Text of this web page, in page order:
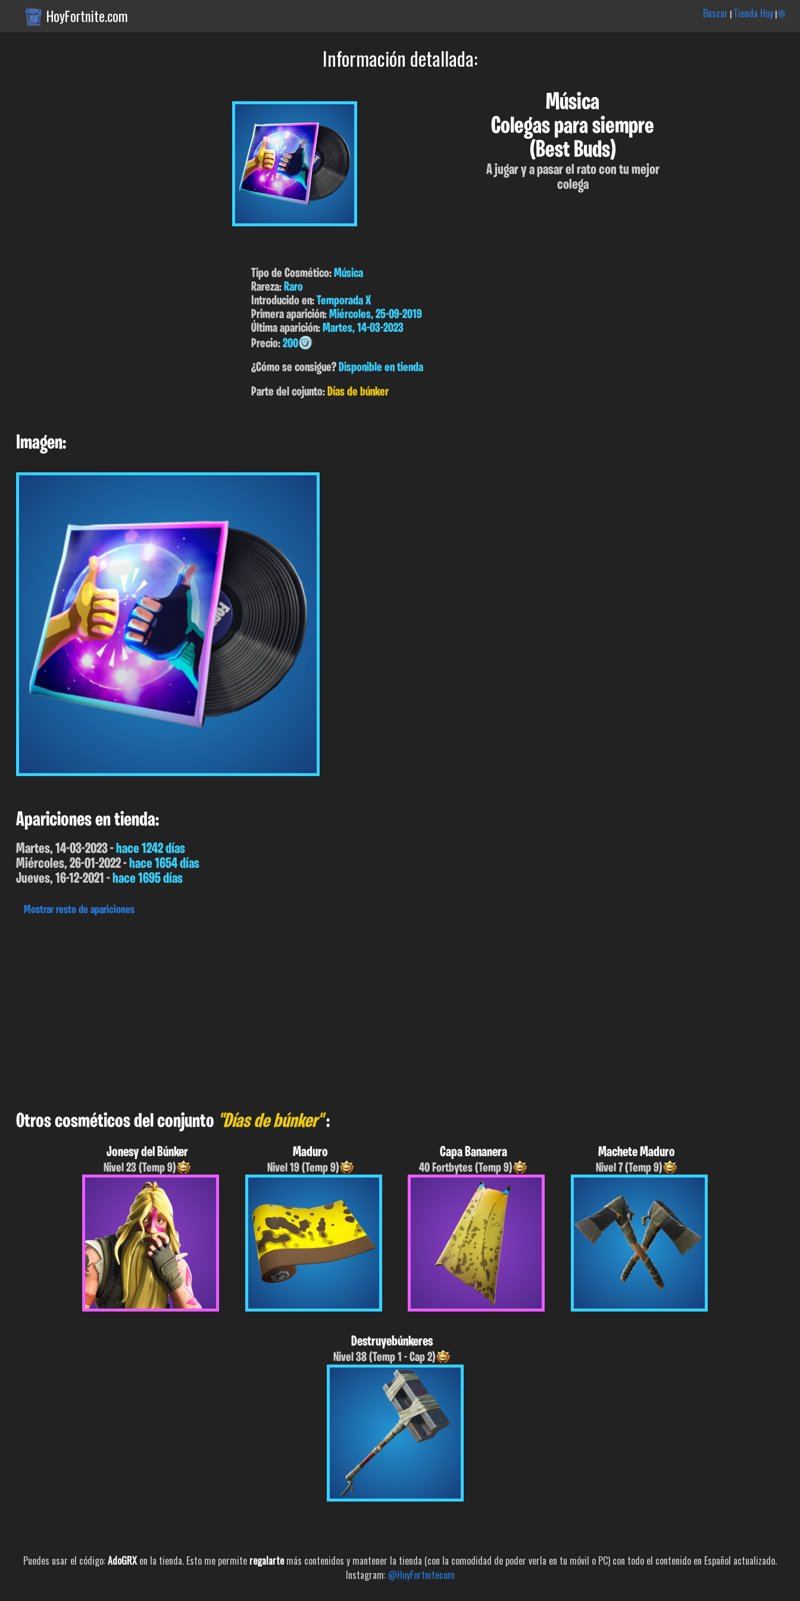
HoyFortnite.com Buscar |Tienda Hoy|🌐
Información detallada:
Música
Colegas para siempre
(Best Buds)
A jugar y a pasar el rato con tu mejor
colega
Tipo de Cosmético:Música
Rareza:Raro
Introducido en:Temporada X
Primera aparición:Miércoles, 25-09-2019
Última aparición:Martes, 14-03-2023
Precio:200
¿Cómo se consigue?Disponible en tienda
Parte del cojunto:Días de búnker
Imagen:
Apariciones en tienda:
Martes, 14-03-2023 -hace 1242 días
Miércoles, 26-01-2022 -hace 1654 días
Jueves, 16-12-2021 -hace 1695 días
Mostrar resto de apariciones
Otros cosméticos del conjunto "Días de búnker":
Jonesy del Búnker
Nivel 23 (Temp 9)
Maduro
Nivel 19 (Temp 9)
Capa Bananera
40 Fortbytes (Temp 9)
Machete Maduro
Nivel 7 (Temp 9)
Destruyebúnkeres
Nivel 38 (Temp 1 - Cap 2)
Puedes usar el código:AdoGRXen la tienda. Esto me permite regalartemás contenidos y mantener la tienda (con la comodidad de poder verla en tu móvil o PC) con todo el contenido en Español actualizado.
Instagram: @HoyFortnitecom